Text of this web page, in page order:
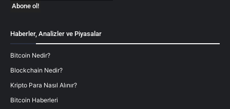
Haberler, Analizler ve Piyasalar
Bitcoin Nedir?
Blockchain Nedir?
Kripto Para Nasıl Alınır?
Bitcoin Haberleri